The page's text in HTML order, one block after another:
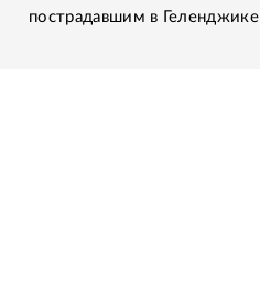
пострадавшим в Геленджике